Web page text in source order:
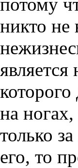
потому
никто не
на
только
его, то